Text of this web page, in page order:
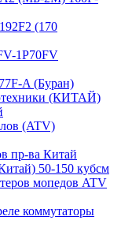
(170
1Р70FV
A (Буран)
(КИТАЙ)
(ATV)
пр-ва Китай
50-150 кубсм
мопедов ATV
коммутаторы